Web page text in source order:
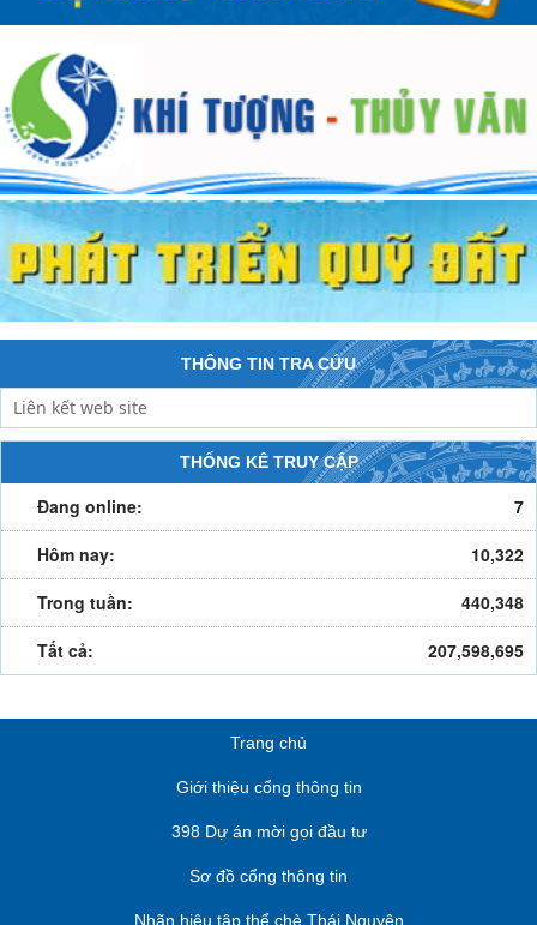
THÔNG TIN TRA CỨU
THỐNG KÊ TRUY CẬP
Đang online:
7
Hôm nay:
10,322
Trong tuần:
440,348
Tất cả:
207,598,695
Trang chủ
Giới thiệu cổng thông tin
398 Dự án mời gọi đầu tư
Sơ đồ cổng thông tin
Nhãn hiệu tập thể chè Thái Nguyên